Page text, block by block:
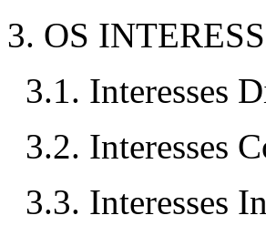
3. OS
3.1. Interesses
3.2. Interesses
3.3. Interesses